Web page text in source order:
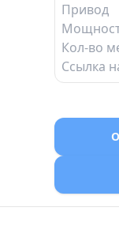
Привод
Кол-во
Ссылка